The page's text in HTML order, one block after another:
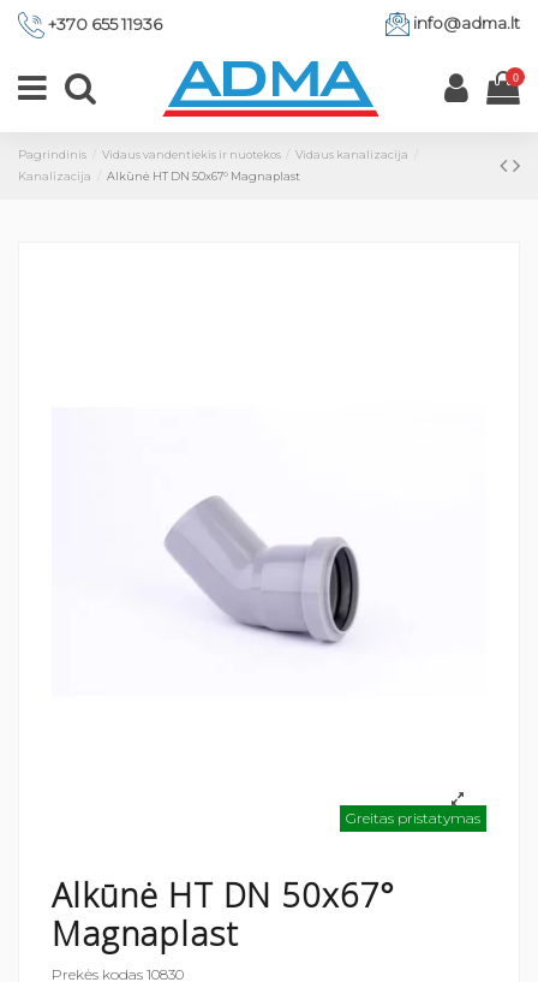
+370 655 11936 info@adma.lt
0
Pagrindinis Vidaus vandentiekis ir nuotekos
Vidaus kanalizacija
Kanalizacija
Alkūnė HT DN 50x67° Magnaplast
Greitas pristatymas
Alkūnė HT DN 50x67°
Magnaplast
Prekės kodas 10830